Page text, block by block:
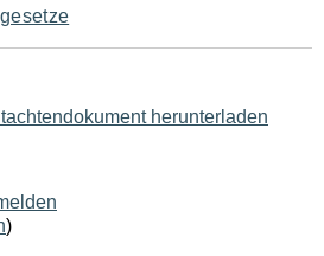
herunterladen
)